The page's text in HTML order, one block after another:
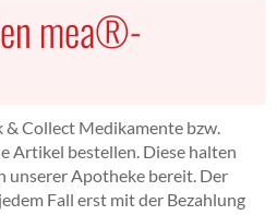
mea®-
& Collect Medikamente bzw.
Artikel bestellen. Diese halten
unserer Apotheke bereit. Der
Fall erst mit der Bezahlung